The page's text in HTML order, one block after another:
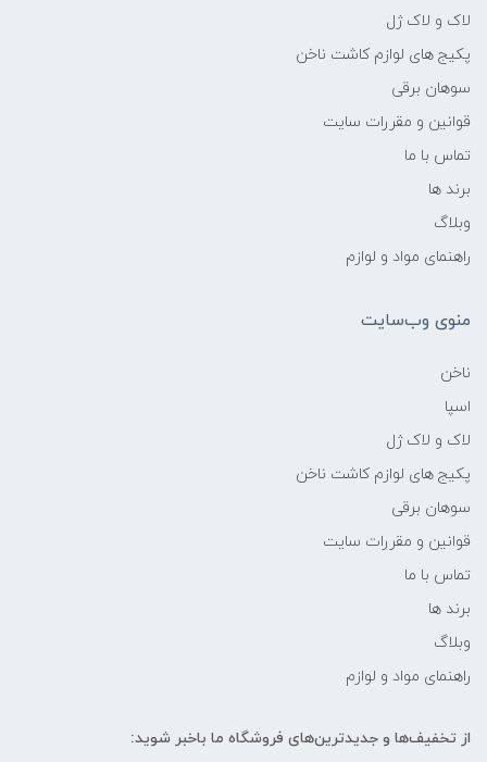
لاک و لاک ژل
پکیج های لوازم کاشت ناخن
سوهان برقی
قوانین و مقررات سایت
تماس با ما
برند ها
وبلاگ
راهنمای مواد و لوازم
منوی وب‌سایت
ناخن
اسپا
لاک و لاک ژل
پکیج های لوازم کاشت ناخن
سوهان برقی
قوانین و مقررات سایت
تماس با ما
برند ها
وبلاگ
راهنمای مواد و لوازم
از تخفیف‌ها و جدیدترین‌های فروشگاه ما باخبر شوید: